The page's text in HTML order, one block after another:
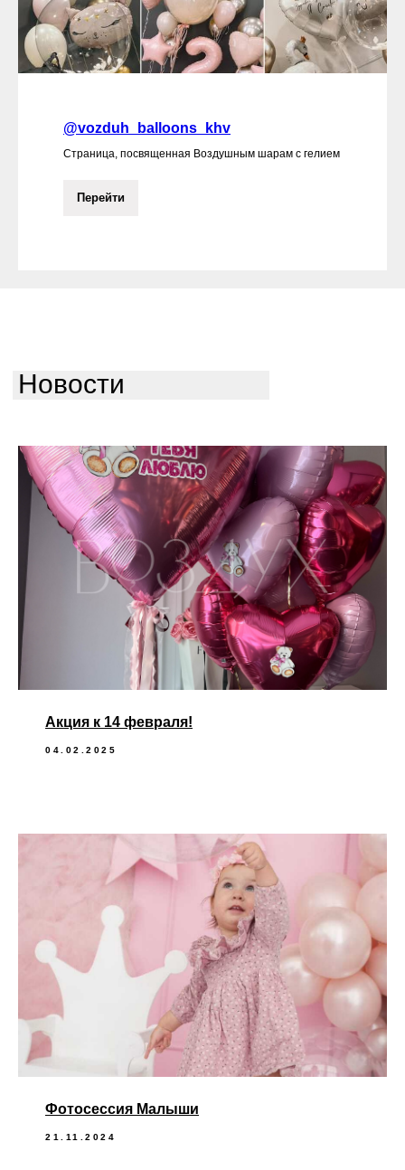
@vozduh_balloons_khv
Страница, посвященная Воздушным шарам с гелием
Перейти
Новости
Акция к 14 февраля!
04.02.2025
Фотосессия Малыши
21.11.2024